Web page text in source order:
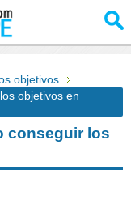
objetivos
objetivos en
conseguir los